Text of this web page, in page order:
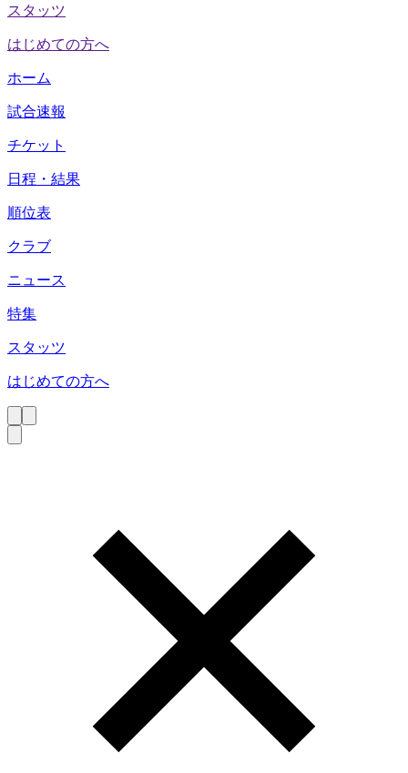
スタッツ
はじめての方へ
ホーム
試合速報
チケット
日程・結果
順位表
クラブ
ニュース
特集
スタッツ
はじめての方へ